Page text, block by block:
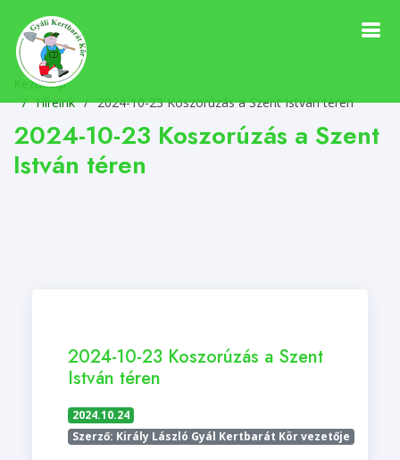
Kezdőlap
Híreink / 2024-10-23 Koszorúzás a Szent István téren
2024-10-23 Koszorúzás a Szent
István téren
2024-10-23 Koszorúzás a Szent
István téren
2024.10.24
Szerző: Király László Gyál Kertbarát Kör vezetője